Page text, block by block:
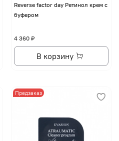
Reverse factor day Ретинол крем с
буфером
4 360 ₽
В корзину
Предзаказ